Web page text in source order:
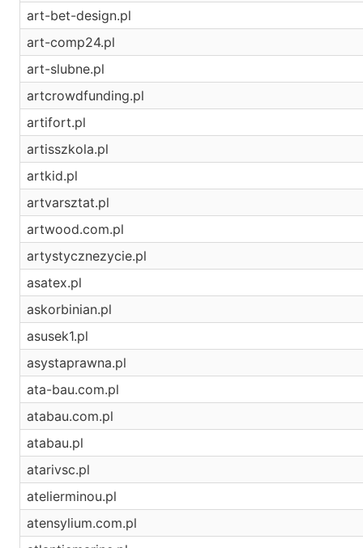
art-bet-design.pl
art-comp24.pl
art-slubne.pl
artcrowdfunding.pl
artifort.pl
artisszkola.pl
artkid.pl
artvarsztat.pl
artwood.com.pl
artystycznezycie.pl
asatex.pl
askorbinian.pl
asusek1.pl
asystaprawna.pl
ata-bau.com.pl
atabau.com.pl
atabau.pl
atarivsc.pl
atelierminou.pl
atensylium.com.pl